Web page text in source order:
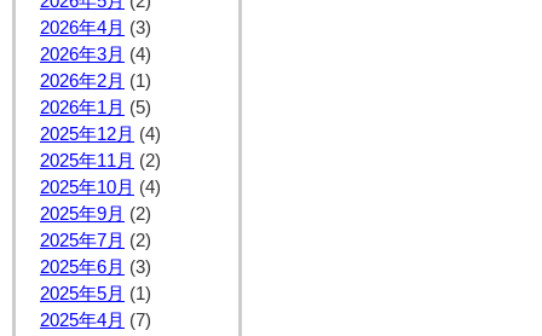
2026年4月 (3)
2026年3月 (4)
2026年2月 (1)
2026年1月 (5)
2025年12月 (4)
2025年11月 (2)
2025年10月 (4)
2025年9月 (2)
2025年7月 (2)
2025年6月 (3)
2025年5月 (1)
2025年4月 (7)